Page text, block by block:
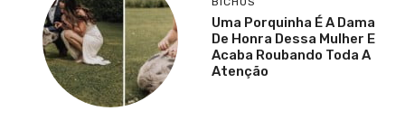
Uma Porquinha É A Dama
De Honra Dessa Mulher E
Acaba Roubando Toda A
Atenção